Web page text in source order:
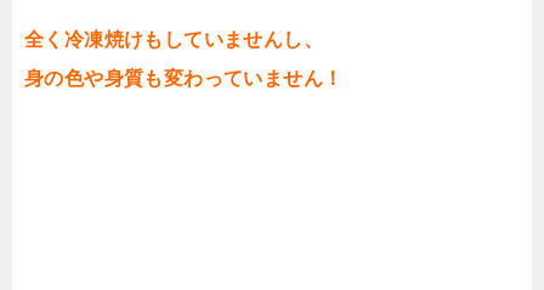
全く冷凍焼けもしていませんし、
身の色や身質も変わっていません！